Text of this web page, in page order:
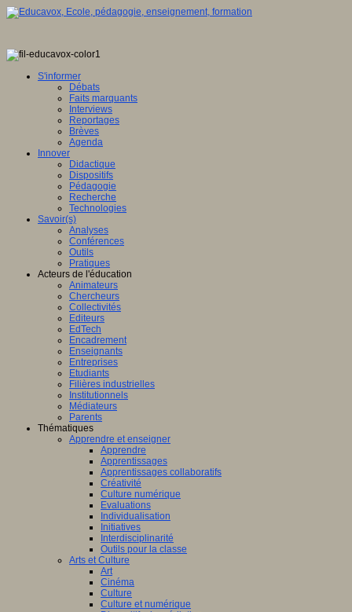
S'informer
Débats
Faits marquants
Interviews
Reportages
Brèves
Agenda
Innover
Didactique
Dispositifs
Pédagogie
Recherche
Technologies
Savoir(s)
Analyses
Conférences
Outils
Pratiques
Acteurs de l'éducation
Animateurs
Chercheurs
Collectivités
Editeurs
EdTech
Encadrement
Enseignants
Entreprises
Etudiants
Filières industrielles
Institutionnels
Médiateurs
Parents
Thématiques
Apprendre et enseigner
Apprendre
Apprentissages
Apprentissages collaboratifs
Créativité
Culture numérique
Evaluations
Individualisation
Initiatives
Interdisciplinarité
Outils pour la classe
Arts et Culture
Art
Cinéma
Culture
Culture et numérique